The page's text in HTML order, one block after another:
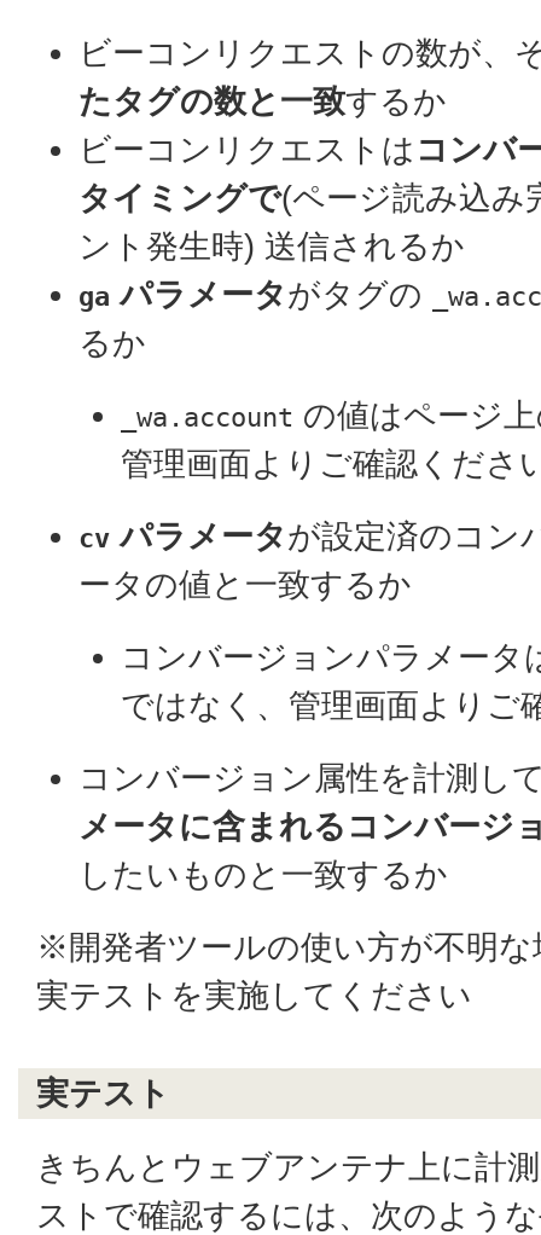
ビーコンリクエストの数が、
たタグの数と一致するか
ビーコンリクエストは コンバ
タイミングで(ページ読み込み
ント発生時) 送信されるか
ga パラメータがタグの
るか
_wa.account の値はページ
管理画面よりご確認くださ
cv パラメータが設定済のコン
ータの値と一致するか
コンバージョンパラメータ
ではなく、管理画面よりご
コンバージョン属性を計測し
メータに含まれるコンバージ
したいものと一致するか
※開発者ツールの使い方が不明
実テストを実施してください
実テスト
きちんとウェブアンテナ上に計
ストで確認するには、次のよう